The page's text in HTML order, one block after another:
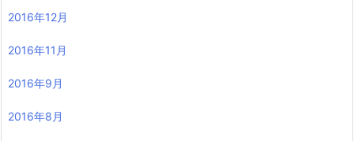
2016年12月
2016年11月
2016年9月
2016年8月